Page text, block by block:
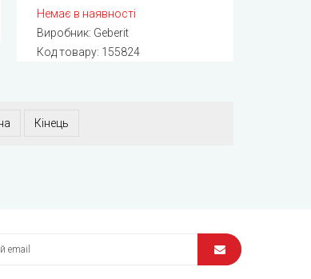
Немає в наявності
Виробник: Geberit
Код товару: 155824
Кінець